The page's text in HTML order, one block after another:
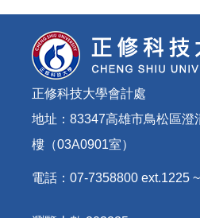
正修科技大學會計處
地址：83347高雄市鳥松區澄
樓（03A0901室）
電話：07-7358800 ext.1225